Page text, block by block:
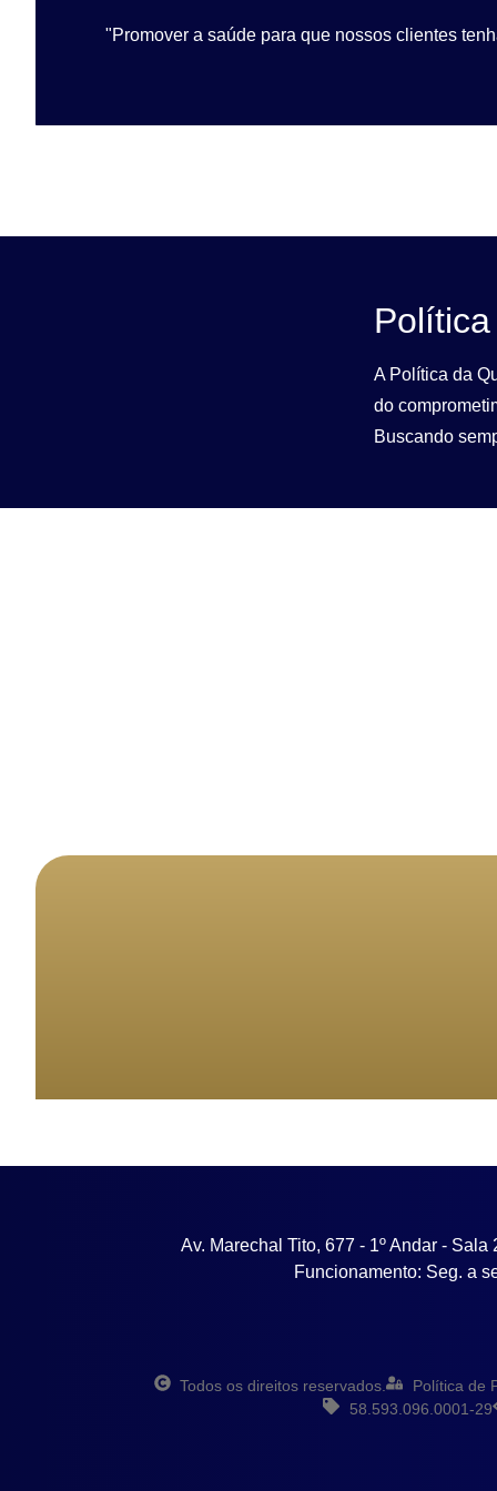
"Promover a saúde para que nossos clientes
A Política da
do
Buscando
Av. Marechal Tito, 677 - 1º Andar - Sala
Funcionamento: Seg. a
Todos os direitos reservados. Política de
58.593.096.0001-29